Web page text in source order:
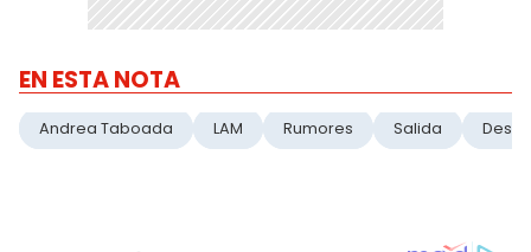
EN ESTA NOTA
Andrea Taboada LAM Rumores Salida